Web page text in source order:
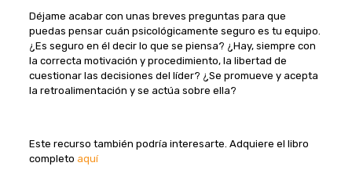
Déjame acabar con unas breves preguntas para que
puedas pensar cuán psicológicamente seguro es tu equipo.
¿Es seguro en él decir lo que se piensa? ¿Hay, siempre con
la correcta motivación y procedimiento, la libertad de
cuestionar las decisiones del líder? ¿Se promueve y acepta
la retroalimentación y se actúa sobre ella?
Este recurso también podría interesarte. Adquiere el libro
completo aquí